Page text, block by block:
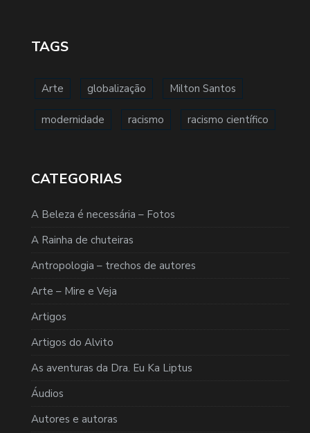
TAGS
Arte globalização Milton Santos
modernidade racismo racismo científico
CATEGORIAS
A Beleza é necessária – Fotos
A Rainha de chuteiras
Antropologia – trechos de autores
Arte – Mire e Veja
Artigos
Artigos do Alvito
As aventuras da Dra. Eu Ka Liptus
Áudios
Autores e autoras